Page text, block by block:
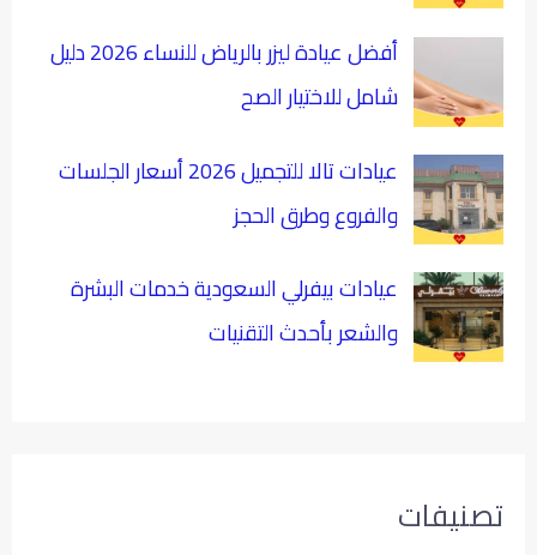
أفضل عيادة ليزر بالرياض للنساء 2026 دليل
شامل للاختيار الصح
عيادات تالا للتجميل 2026 أسعار الجلسات
والفروع وطرق الحجز
عيادات بيفرلي السعودية خدمات البشرة
والشعر بأحدث التقنيات
تصنيفات